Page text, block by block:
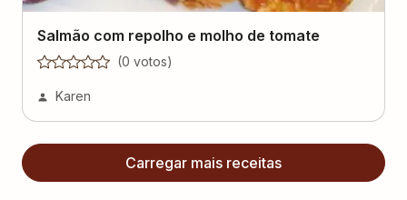
(0votos)
Karen